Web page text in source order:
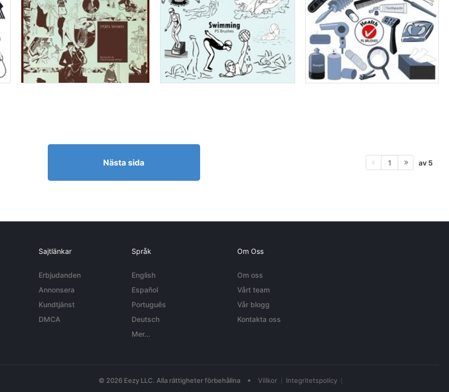
Nästa sida 1 av 5
Sajtlänkar
Erbjudanden
Annonsera
Kundtjänst
DMCA
Språk
English
Español
Português
Deutsch
Mer...
Om Oss
Om oss
Vårt team
Vår blogg
Kontakta oss
© 2026 Eezy LLC. Alla rättigheter förbehållna • Villkor Integritetspolicy